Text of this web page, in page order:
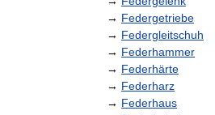
→ Federgetriebe
→ Federgleitschuh
→ Federhammer
→ Federhärte
→ Federharz
→ Federhaus